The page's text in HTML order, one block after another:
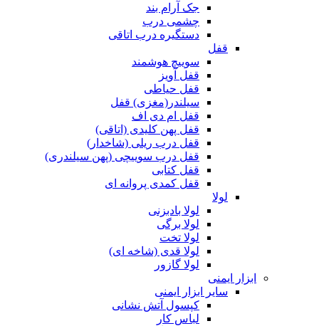
جک آرام بند
چشمی درب
دستگیره درب اتاقی
قفل
سوییچ هوشمند
قفل آویز
قفل حیاطی
سیلندر(مغزی) قفل
قفل ام دی اف
قفل پهن کلیدی (اتاقی)
قفل درب ریلی (شاخدار)
قفل درب سوییچی (پهن سیلندری)
قفل کتابی
قفل کمدی پروانه ای
لولا
لولا بادبزنی
لولا برگی
لولا تخت
لولا قدی (شاخه ای)
لولا گازور
ابزار ایمنی
سایر ابزار ایمنی
کپسول آتش نشانی
لباس کار